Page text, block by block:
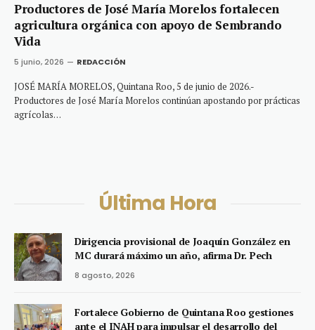
Productores de José María Morelos fortalecen
agricultura orgánica con apoyo de Sembrando
Vida
5 junio, 2026 REDACCIÓN
JOSÉ MARÍA MORELOS, Quintana Roo, 5 de junio de 2026.-
Productores de José María Morelos continúan apostando por prácticas
agrícolas…
Última Hora
Dirigencia provisional de Joaquín González en
MC durará máximo un año, afirma Dr. Pech
8 agosto, 2026
Fortalece Gobierno de Quintana Roo gestiones
ante el INAH para impulsar el desarrollo del